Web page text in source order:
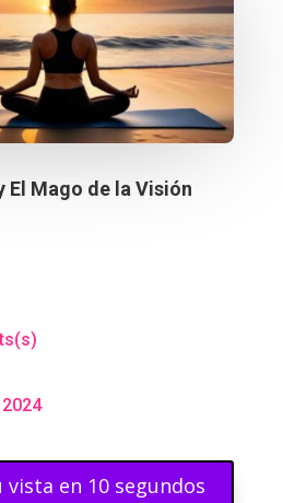
El Mago de la Visión
en 10 segundos